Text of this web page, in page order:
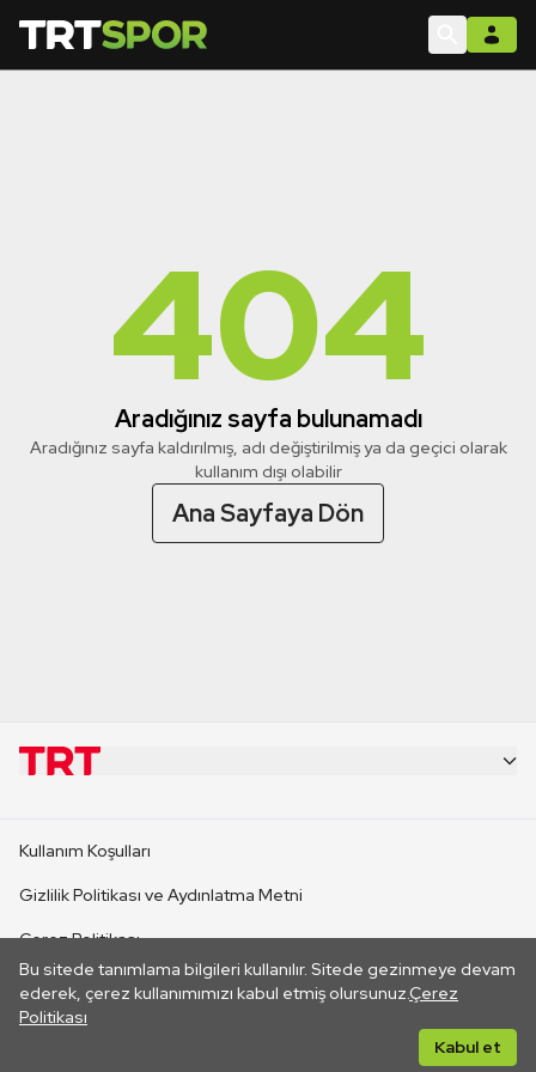
404
Aradığınız sayfa bulunamadı
Aradığınız sayfa kaldırılmış, adı değiştirilmiş ya da geçici olarak
kullanım dışı olabilir
Ana Sayfaya Dön
Bu sitede tanımlama bilgileri kullanılır. Sitede gezinmeye devam
ederek, çerez kullanımımızı kabul etmiş olursunuz.Çerez
Politikası
Kabul et
CANLI YAYINLAR
Kullanım Koşulları
Gizlilik Politikası ve Aydınlatma Metni
Çerez Politikası
İletişim
Her hakkı saklıdır. ©2026 TRT. Bağlantı yoluyla gidilen dış